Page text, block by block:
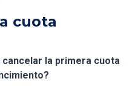
cuota
la primera cuota